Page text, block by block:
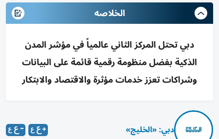
الخلاصه
دبي تحتل المركز الثاني عالمياً في مؤشر المدن
الذكية بفضل منظومة رقمية قائمة على البيانات
وشراكات تعزز خدمات مؤثرة والاقتصاد والابتكار
دبي: «الخليج»